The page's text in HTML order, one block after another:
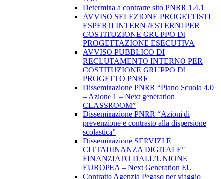
Determina a contrarre sito PNRR 1.4.1
AVVISO SELEZIONE PROGETTISTI
ESPERTI INTERNI/ESTERNI PER
COSTITUZIONE GRUPPO DI
PROGETTAZIONE ESECUTIVA
AVVISO PUBBLICO DI
RECLUTAMENTO INTERNO PER
COSTITUZIONE GRUPPO DI
PROGETTO PNRR
Disseminazione PNRR “Piano Scuola 4.0
– Azione 1 – Next generation
CLASSROOM”
Disseminazione PNRR “Azioni di
prevenzione e contrasto alla dispersione
scolastica”
Disseminazione SERVIZI E
CITTADINANZA DIGITALE”
FINANZIATO DALL’UNIONE
EUROPEA – Next Generation EU
Contratto Agenzia Pegaso per viaggio